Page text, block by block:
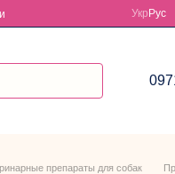
Укр Рус
препараты для собак